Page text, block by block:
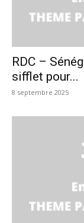
RDC –
sifflet pour...
8 septembre 2025